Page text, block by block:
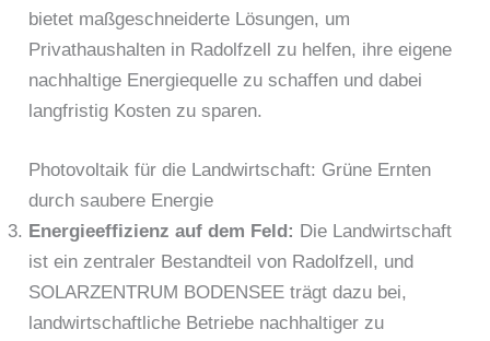
bietet maßgeschneiderte Lösungen, um
Privathaushalten in Radolfzell zu helfen, ihre eigene
nachhaltige Energiequelle zu schaffen und dabei
langfristig Kosten zu sparen.
Photovoltaik für die Landwirtschaft: Grüne Ernten
durch saubere Energie
Energieeffizienz auf dem Feld: Die Landwirtschaft
ist ein zentraler Bestandteil von Radolfzell, und
SOLARZENTRUM BODENSEE trägt dazu bei,
landwirtschaftliche Betriebe nachhaltiger zu